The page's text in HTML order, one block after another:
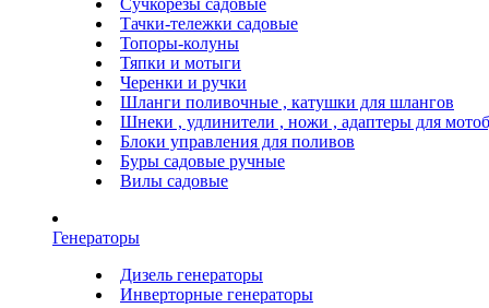
Тачки-тележки садовые
Топоры-колуны
Тяпки и мотыги
Черенки и ручки
Шланги поливочные , катушки для шлангов
Шнеки , удлинители , ножи , адаптеры для
Блоки управления для поливов
Буры садовые ручные
Вилы садовые
Генераторы
Дизель генераторы
Инверторные генераторы